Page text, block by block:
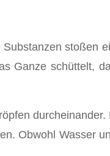
stoßen
Ganze schüttelt,
Obwohl Wasser